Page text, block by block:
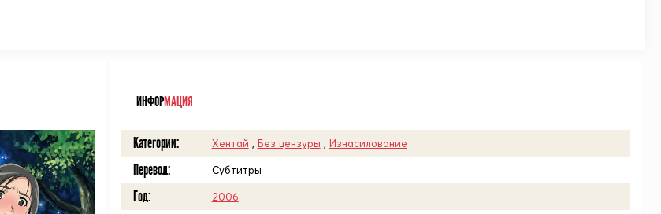
ИНФОРМАЦИЯ
Категории: Хентай Без цензуры Изнасилование
Перевод: Субтитры
Год: 2006